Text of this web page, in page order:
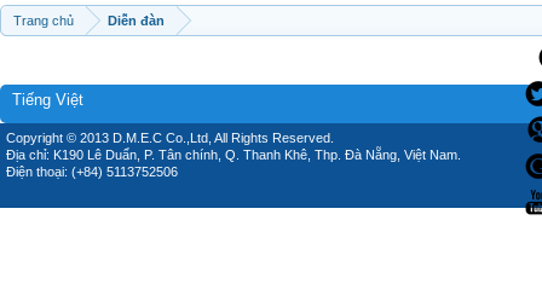
Trang chủ Diễn đàn
Tiếng Việt
Copyright © 2013 D.M.E.C Co.,Ltd, All Rights Reserved.
Địa chỉ: K190 Lê Duẩn, P. Tân chính, Q. Thanh Khê, Thp. Đà Nẵng, Việt Nam.
Điện thoại: (+84) 5113752506